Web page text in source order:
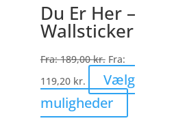
Mulighederne
kan
på
varesiden
Du Er Her –
Wallsticker
Fra:189,00kr. Fra:
119,20 kr.
Vælg
muligheder
vare